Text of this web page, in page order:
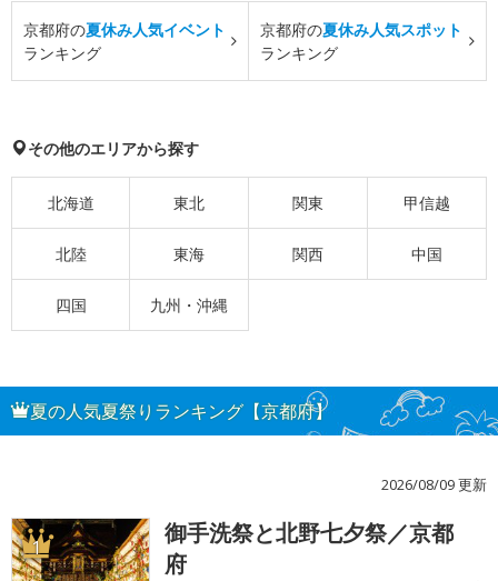
京都府の夏休み人気イベント
ランキング
京都府の夏休み人気スポット
ランキング
その他のエリアから探す
北海道 東北 関東 甲信越
北陸 東海 関西 中国
四国 九州・沖縄
夏の人気夏祭りランキング【京都府】
2026/08/09 更新
1
御手洗祭と北野七夕祭／京都
府